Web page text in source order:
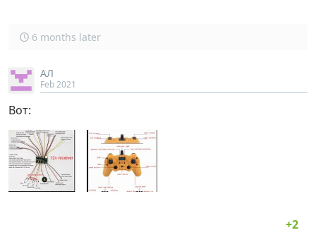
6 months later
АЛ
Feb 2021
Вот: